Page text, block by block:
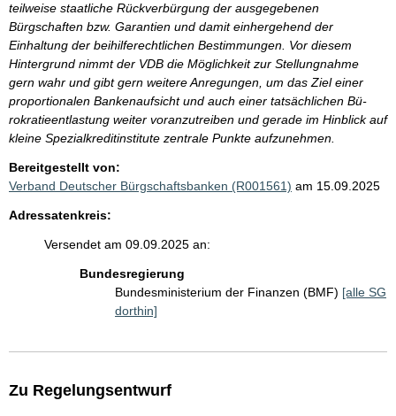
teilweise staatliche Rückverbürgung der ausgegebenen
Bürgschaften bzw. Garantien und damit einhergehend der
Einhaltung der beihilferechtlichen Bestimmungen. Vor diesem
Hintergrund nimmt der VDB die Möglichkeit zur Stellungnahme
gern wahr und gibt gern weitere Anregungen, um das Ziel einer
proportionalen Bankenaufsicht und auch einer tatsächlichen Bü-
rokratieentlastung weiter voranzutreiben und gerade im Hinblick auf
kleine Spezialkreditinstitute zentrale Punkte aufzunehmen.
Bereitgestellt von:
Verband Deutscher Bürgschaftsbanken (R001561) am 15.09.2025
Adressatenkreis:
Versendet am 09.09.2025 an:
Bundesregierung
Bundesministerium der Finanzen (BMF) [alle SG
dorthin]
Zu Regelungsentwurf